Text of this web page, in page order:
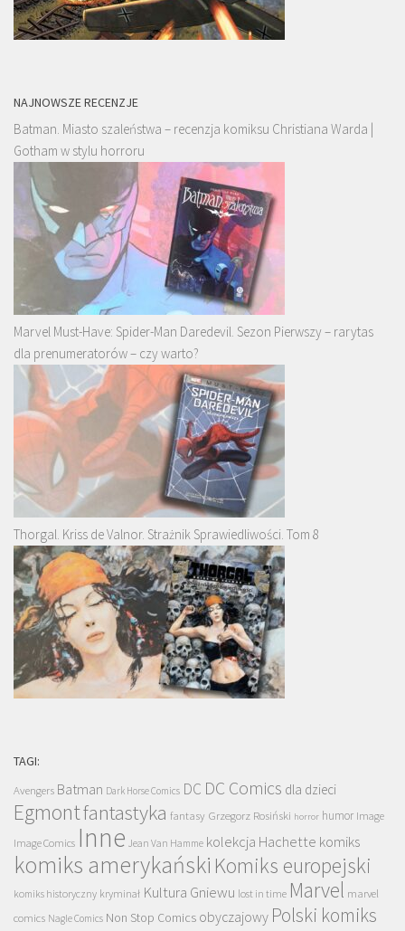
NAJNOWSZE RECENZJE
Batman. Miasto szaleństwa – recenzja komiksu Christiana Warda |
Gotham w stylu horroru
Marvel Must-Have: Spider-Man Daredevil. Sezon Pierwszy – rarytas
dla prenumeratorów – czy warto?
Thorgal. Kriss de Valnor. Strażnik Sprawiedliwości. Tom 8
TAGI:
Avengers Batman Dark Horse Comics DC DC Comics dla dzieci
Egmontfantastyka fantasy Grzegorz Rosiński horror humor Image
Image Comics Inne Jean Van Hamme kolekcja Hachette komiks
komiks amerykański Komiks europejski
komiks historyczny kryminał Kultura Gniewu lost in time Marvel marvel
comics Nagle Comics Non Stop Comics obyczajowy Polski komiks